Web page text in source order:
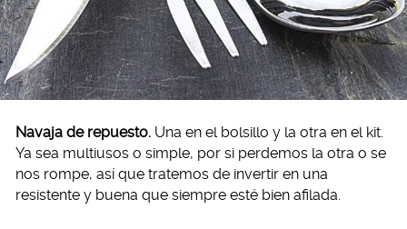
Navaja de repuesto. Una en el bolsillo y la otra en el kit.
Ya sea multiusos o simple, por si perdemos la otra o se
nos rompe, así que tratemos de invertir en una
resistente y buena que siempre esté bien afilada.